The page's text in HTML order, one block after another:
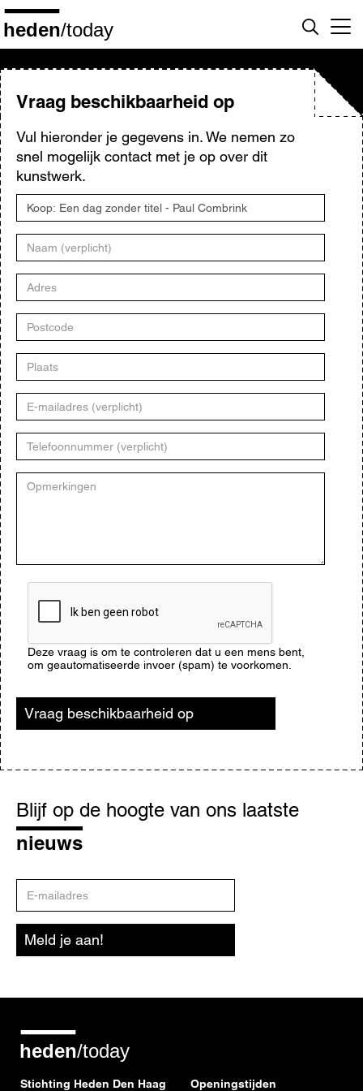
Overslaan
en
naar
inhoud
gaanVraag beschikbaarheid op
Vul hieronder je gegevens in. We nemen zo
snel mogelijk contact met je op over dit
kunstwerk.
Titel
kunstwerk
Naam
Adres
Postcode
Plaats
E-
mailadres
Telefoonnummer
Opmerkingen
Deze vraag is om te controleren dat u een mens bent,
om geautomatiseerde invoer (spam) te voorkomen.
Vraag beschikbaarheid op
op
de
hoogte
Blijf op de hoogte van ons laatste
nieuws
mailadres
Meld je aan!
Stichting Heden Den Haag Openingstijden